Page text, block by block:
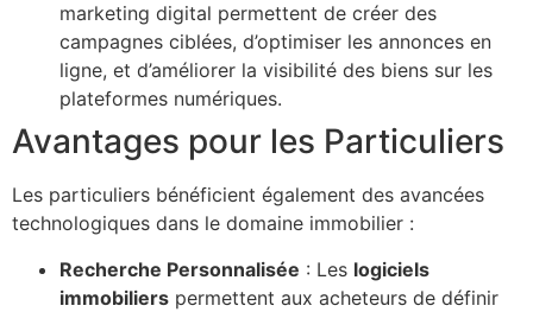
marketing digital permettent de créer des
campagnes ciblées, d’optimiser les annonces en
ligne, et d’améliorer la visibilité des biens sur les
plateformes numériques.
Avantages pour les Particuliers
Les particuliers bénéficient également des avancées
technologiques dans le domaine immobilier :
Recherche Personnalisée : Les logiciels
immobiliers permettent aux acheteurs de définir